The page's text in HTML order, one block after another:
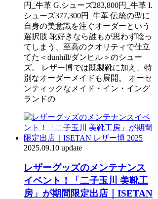
円_牛革 G.シューズ283,800円_牛革 I.
シューズ377,300円_牛革 伝統の型に
自身の美意識を注ぐオーダーという
選択肢 靴好きなら誰もが思わず唸っ
てしまう、至高のクオリティで仕立
てた＜dunhill/ダンヒル＞のシュー
ズ。 レザー博では既製靴に加え、特
別なオーダーメイドも展開。 オーセ
ンティックなメイド・イン・イング
ランドの
2025.09.10 update
レザーグッズのメンテナンス
イベント！「二子玉川 美靴工
房」が期間限定出店｜ISETAN